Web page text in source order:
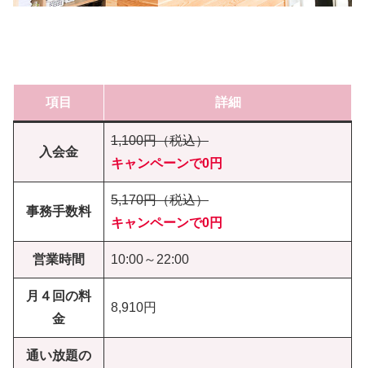
項目 詳細
入会金
1,100円（税込）
キャンペーンで0円
事務手数料
5,170円（税込）
キャンペーンで0円
営業時間 10:00～22:00
月４回の料
金
8,910円
通い放題の